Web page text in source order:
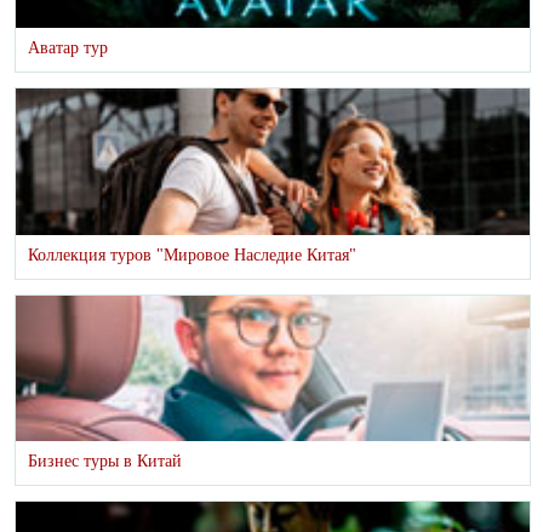
Аватар тур
Коллекция туров "Мировое Наследие Китая"
Бизнес туры в Китай